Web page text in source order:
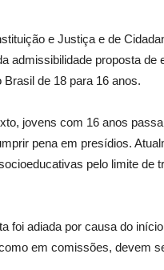
e Justiça e de
admissibilidade proposta
Brasil de 18 para 16 anos.
jovens com 16 anos
pena em presídios.
pelo limite de
foi adiada por causa do
em comissões, devem